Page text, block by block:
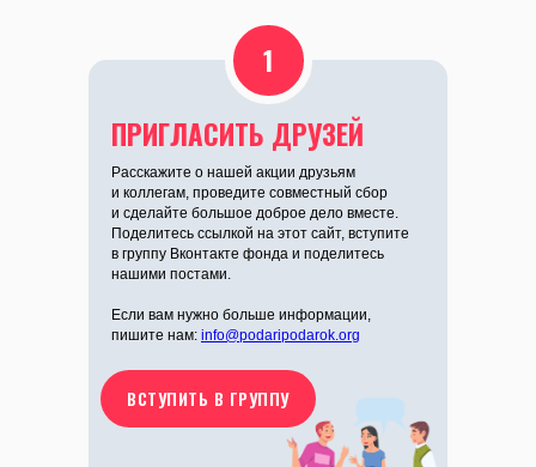
ПРИГЛАСИТЬ ДРУЗЕЙ
Расскажите о нашей акции друзьям
и коллегам, проведите совместный сбор
и сделайте большое доброе дело вместе.
Поделитесь ссылкой на этот сайт, вступите
в группу Вконтакте фонда и поделитесь
нашими постами.
Если вам нужно больше информации,
пишите нам: info@podaripodarok.org
1
ВСТУПИТЬ В ГРУППУ